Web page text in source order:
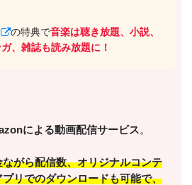
出典: U-NEXT
の特典で音楽は聴き放題、小説、
、雑誌も読み放題に！
による動画配信サービス。
ながら配信数、オリジナルコンテ
リでのダウンロードも可能で、